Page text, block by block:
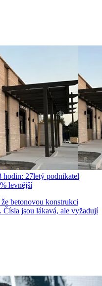
hodin: 27letý podnikatel
levnější
betonovou konstrukci
Čísla jsou lákavá, ale vyžadují